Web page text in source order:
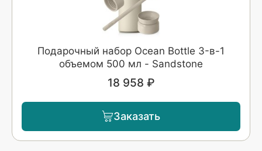
Подарочный набор Ocean Bottle 3-в-1
объемом 500 мл - Sandstone
18 958 ₽
Заказать